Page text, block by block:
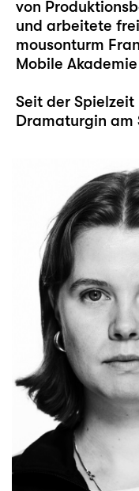
von
und arbeitete
mousonturm
Mobile
Seit der
Dramaturgin am